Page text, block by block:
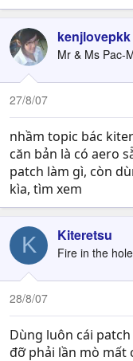
kenjlovepkk
Mr & Ms Pac-
27/8/07
nhầm topic bác
căn bản là có aero
patch làm gì, còn
kìa, tìm xem
K Kiteretsu
Fire in the
28/8/07
Dùng luôn cái
đỡ phải lần mò mất